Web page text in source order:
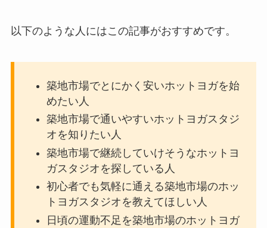
以下のような人にはこの記事がおすすめです。
築地市場でとにかく安いホットヨガを始
めたい人
築地市場で通いやすいホットヨガスタジ
オを知りたい人
築地市場で継続していけそうなホットヨ
ガスタジオを探している人
初心者でも気軽に通える築地市場のホッ
トヨガスタジオを教えてほしい人
日頃の運動不足を築地市場のホットヨガ